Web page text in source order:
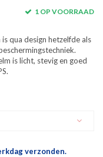
1 OP VOORRAAD
qua design hetzelfde als
is licht, stevig en goed
verzonden.